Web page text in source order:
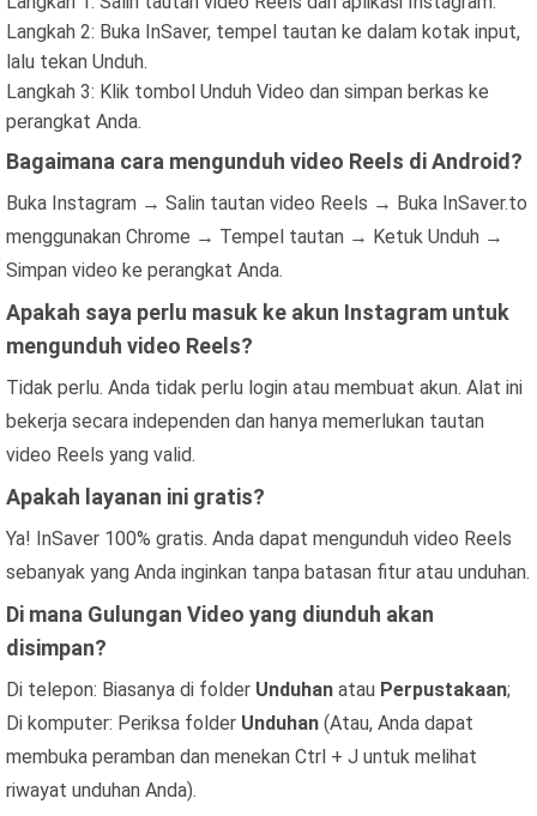
Langkah 2: Buka InSaver, tempel tautan ke dalam kotak input,
lalu tekan Unduh.
Langkah 3: Klik tombol Unduh Video dan simpan berkas ke
perangkat Anda.
Bagaimana cara mengunduh video Reels di Android?
Buka Instagram → Salin tautan video Reels → Buka InSaver.to
menggunakan Chrome → Tempel tautan → Ketuk Unduh →
Simpan video ke perangkat Anda.
Apakah saya perlu masuk ke akun Instagram untuk
mengunduh video Reels?
Tidak perlu. Anda tidak perlu login atau membuat akun. Alat ini
bekerja secara independen dan hanya memerlukan tautan
video Reels yang valid.
Apakah layanan ini gratis?
Ya! InSaver 100% gratis. Anda dapat mengunduh video Reels
sebanyak yang Anda inginkan tanpa batasan fitur atau unduhan.
Di mana Gulungan Video yang diunduh akan
disimpan?
Di telepon: Biasanya di folder Unduhan atau Perpustakaan;
Di komputer: Periksa folder Unduhan (Atau, Anda dapat
membuka peramban dan menekan Ctrl + J untuk melihat
riwayat unduhan Anda).